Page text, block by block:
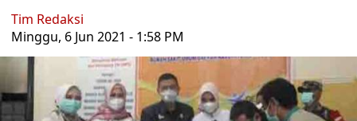
Tim Redaksi
Minggu, 6 Jun 2021 - 1:58 PM